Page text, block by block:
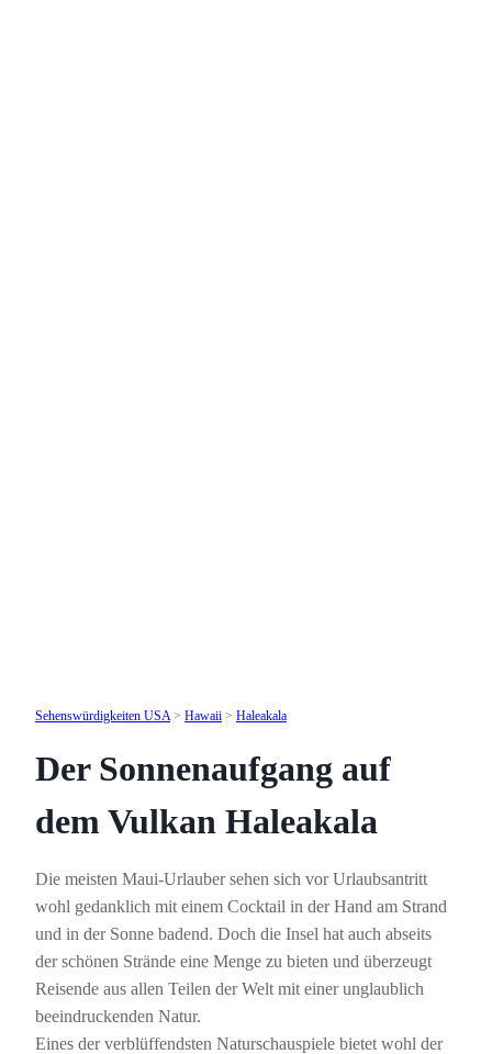
Sehenswürdigkeiten USA> Hawaii > Haleakala
Der Sonnenaufgang auf
dem Vulkan Haleakala
Die meisten Maui-Urlauber sehen sich vor Urlaubsantritt
wohl gedanklich mit einem Cocktail in der Hand am Strand
und in der Sonne badend. Doch die Insel hat auch abseits
der schönen Strände eine Menge zu bieten und überzeugt
Reisende aus allen Teilen der Welt mit einer unglaublich
beeindruckenden Natur.
Eines der verblüffendsten Naturschauspiele bietet wohl der